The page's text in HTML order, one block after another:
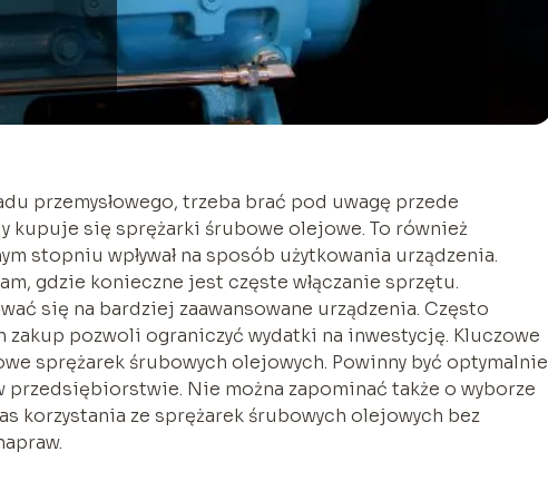
przemysłowego, trzeba brać pod uwagę przede
kupuje się sprężarki śrubowe olejowe. To również
stopniu wpływał na sposób użytkowania urządzenia.
gdzie konieczne jest częste włączanie sprzętu.
się na bardziej zaawansowane urządzenia. Często
pozwoli ograniczyć wydatki na inwestycję. Kluczowe
sprężarek śrubowych olejowych. Powinny być optymalnie
Nie można zapominać także o wyborze
korzystania ze sprężarek śrubowych olejowych bez